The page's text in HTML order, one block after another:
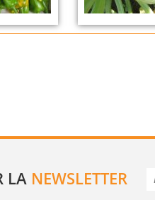
LA NEWSLETTER